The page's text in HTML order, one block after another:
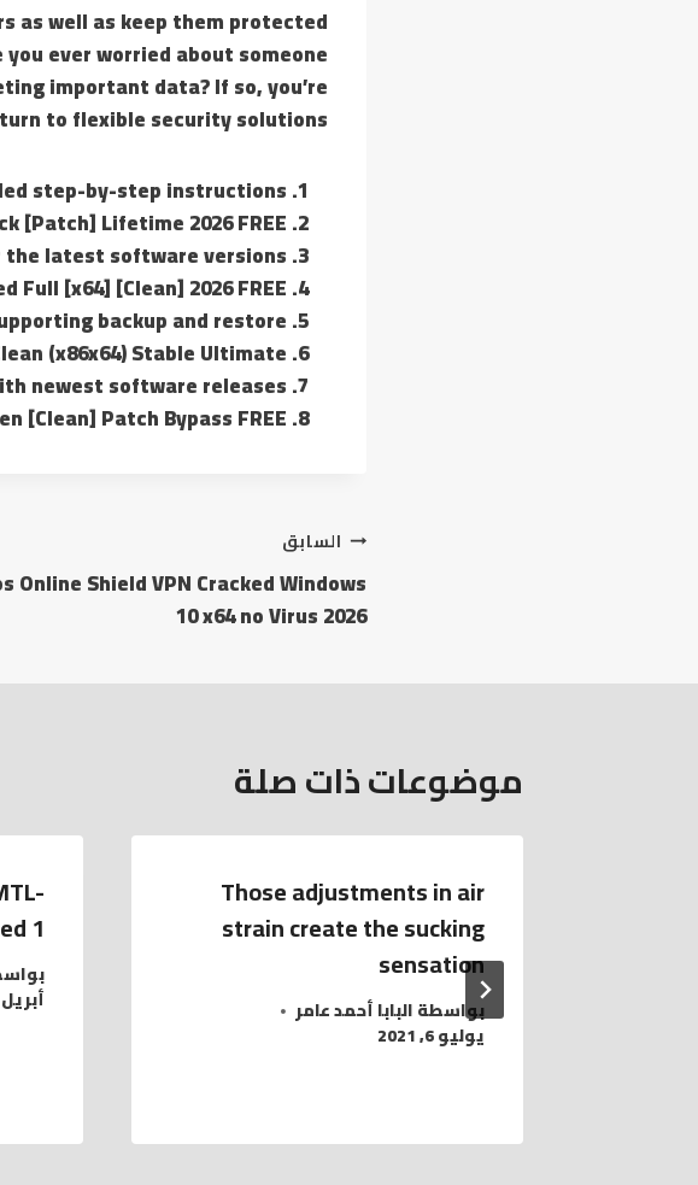
as well as keep them protected
ever worried about someone
important data? If so, you’re
to flexible security solutions.
step-by-step instructions
[Patch] Lifetime 2026 FREE
the latest software versions
Full [x64] [Clean] 2026 FREE
backup and restore
(x86x64) Stable Ultimate
newest software releases
[Clean] Patch Bypass FREE
السابق
Online Shield VPN Cracked Windows
10 x64 no Virus 2026
موضوعات ذات صلة
Those adjustments in air
strain create the sucking
sensation
بواسطةالبابا أحمد عامر
يوليو 6, 2021
1
أبريل 25, 2022